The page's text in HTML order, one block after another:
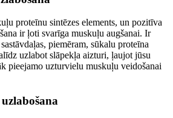
proteīnu sintēzes elements, un pozitīva
ir ļoti svarīga muskuļu augšanai. Ir
piemēram, sūkalu proteīna
uzlabot slāpekļa aizturi, ļaujot jūsu
pieejamo uzturvielu muskuļu veidošanai